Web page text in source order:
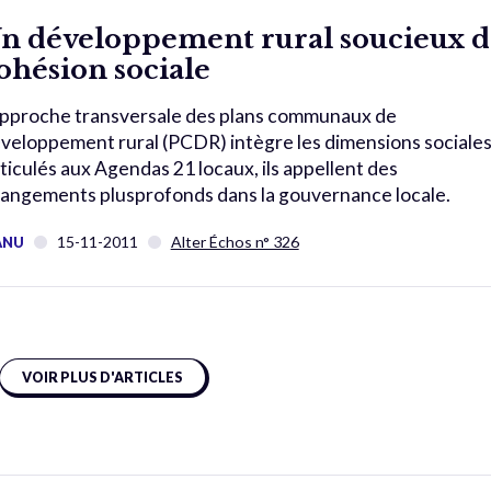
développement rural soucieux
sociale
transversale des plans communaux de
rural (PCDR) intègre les dimensions
aux Agendas 21 locaux, ils appellent des
plusprofonds dans la gouvernance locale.
15-11-2011 Alter Échos n° 326
VOIR PLUS D'ARTICLES